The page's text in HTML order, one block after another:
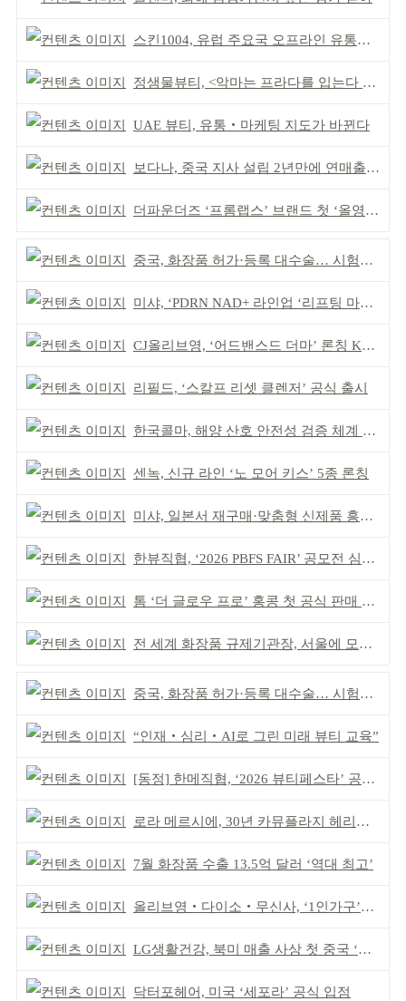
스킨1004, 유럽 주요국 오프라인 유통망 확대
정샘물뷰티, <악마는 프라다를 입는다 2> 특별한 협업
UAE 뷰티, 유통‧마케팅 지도가 바뀐다
보다나, 중국 지사 설립 2년만에 연매출 120억 돌파
더파운더즈 ‘프롬랩스’ 브랜드 첫 ‘올영픽’ 선정
중국, 화장품 허가·등록 대수술… 시험자료 공용 허용
미샤, ‘PDRN NAD+ 라인업 ‘리프팅 마스크’ 출시
CJ올리브영, ‘어드밴스드 더마’ 론칭 K더마 육성 박차
리필드, ‘스칼프 리셋 클렌저’ 공식 출시
한국콜마, 해양 산호 안전성 검증 체계 구축
센녹, 신규 라인 ‘노 모어 키스’ 5종 론칭
미샤, 일본서 재구매·맞춤형 신제품 흥행 ‘쌍끌이’
한뷰직협, ‘2026 PBFS FAIR’ 공모전 심사 성료
톰 ‘더 글로우 프로’ 홍콩 첫 공식 판매 완판
전 세계 화장품 규제기관장, 서울에 모인다
중국, 화장품 허가·등록 대수술… 시험자료 공용 허용
“인재‧심리‧AI로 그린 미래 뷰티 교육”
[동정] 한메직협, ‘2026 뷰티페스타’ 공동 주최
로라 메르시에, 30년 카뮤플라지 헤리티지 담아
7월 화장품 수출 13.5억 달러 ‘역대 최고’
올리브영‧다이소‧무신사, ‘1인가구’가 이끈다
LG생활건강, 북미 매출 사상 첫 중국 ‘추월’
닥터포헤어, 미국 ‘세포라’ 공식 입점